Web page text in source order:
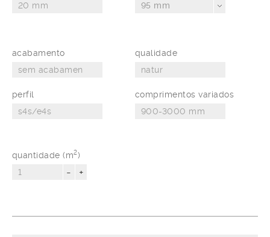
95 mm
acabamento qualidade
perfil comprimentos variados
quantidade (m2)
- +